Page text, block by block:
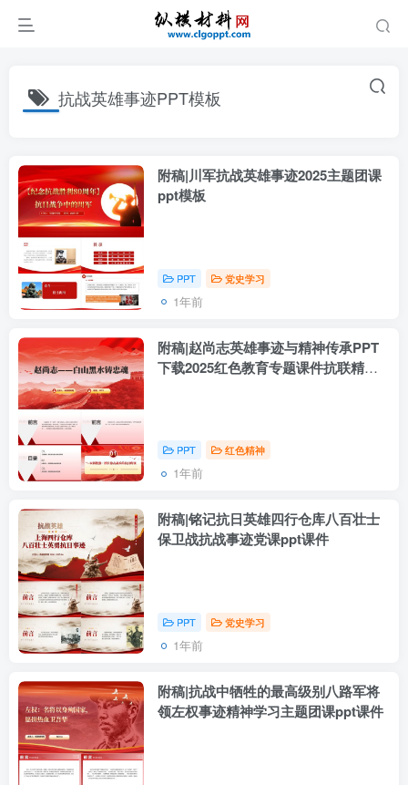
抗战英雄事迹PPT模板
附稿|川军抗战英雄事迹2025主题团课
ppt模板
PPT 党史学习
1年前
附稿|赵尚志英雄事迹与精神传承PPT
下载2025红色教育专题课件抗联精神
PPT 红色精神
1年前
附稿|铭记抗日英雄四行仓库八百壮士
保卫战抗战事迹党课ppt课件
PPT 党史学习
1年前
附稿|抗战中牺牲的最高级别八路军将
领左权事迹精神学习主题团课ppt课件